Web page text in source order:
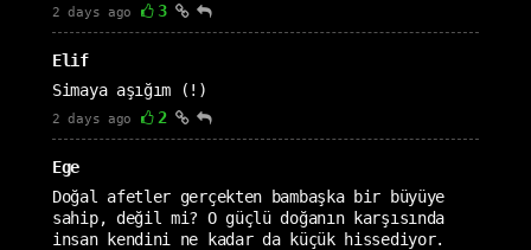
2 days ago 3
Elif
Simaya aşığım (!)
2 days ago 2
Ege
Doğal afetler gerçekten bambaşka bir büyüye
sahip, değil mi? O güçlü doğanın karşısında
insan kendini ne kadar da küçük hissediyor.